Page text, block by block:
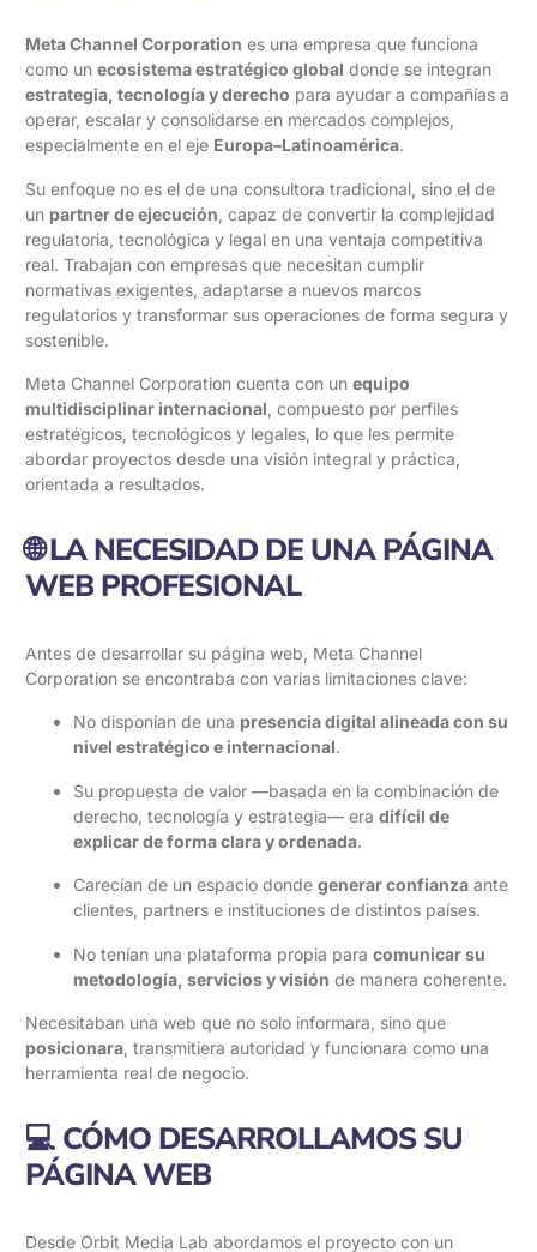
Meta Channel Corporation es una empresa que funciona
como un ecosistema estratégico global donde se integran
estrategia, tecnología y derecho para ayudar a compañías a
operar, escalar y consolidarse en mercados complejos,
especialmente en el eje Europa–Latinoamérica.
Su enfoque no es el de una consultora tradicional, sino el de
un partner de ejecución , capaz de convertir la complejidad
regulatoria, tecnológica y legal en una ventaja competitiva
real. Trabajan con empresas que necesitan cumplir
normativas exigentes, adaptarse a nuevos marcos
regulatorios y transformar sus operaciones de forma segura y
sostenible.
Meta Channel Corporation cuenta con un equipo
multidisciplinar internacional , compuesto por perfiles
estratégicos, tecnológicos y legales, lo que les permite
abordar proyectos desde una visión integral y práctica,
orientada a resultados.
🌐 LA NECESIDAD DE UNA PÁGINA
WEB PROFESIONAL
Antes de desarrollar su página web, Meta Channel
Corporation se encontraba con varias limitaciones clave:
No disponían de una presencia digital alineada con su
nivel estratégico e internacional.
Su propuesta de valor —basada en la combinación de
derecho, tecnología y estrategia— era difícil de
explicar de forma clara y ordenada.
Carecían de un espacio donde generar confianza ante
clientes, partners e instituciones de distintos países.
No tenían una plataforma propia para comunicar su
metodología, servicios y visión de manera coherente.
Necesitaban una web que no solo informara, sino que
posicionara , transmitiera autoridad y funcionara como una
herramienta real de negocio.
💻 CÓMO DESARROLLAMOS SU
PÁGINA WEB
Desde Orbit Media Lab abordamos el proyecto con un